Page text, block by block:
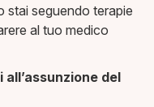
stai seguendo terapie
al tuo medico
del